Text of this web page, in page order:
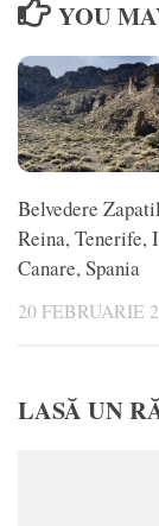
YOU
Belvedere
Reina, Tenerife,
Canare, Spania
20 FEBRUARIE
LASĂ UN